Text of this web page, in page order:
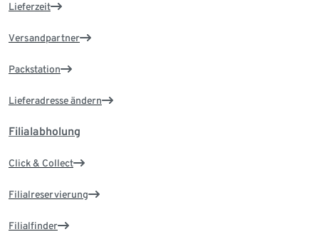
Lieferzeit
Versandpartner
Packstation
Lieferadresse ändern
Filialabholung
Click & Collect
Filialreservierung
Filialfinder